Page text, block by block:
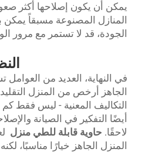
يمكن أن يكون إصلاحها أكثر
المنازل المصنوعة مسبقاً يمكن
الجودة، قد لا تستمر مع مرور
في النهاية، العديد من العوامل
الجاهز أرخص من المنزل
التكاليف المعنية - ليس فقط
أيضًا التفكير في الصيانة
لاحقًا. حاوية قابلة للطي منزل
المنزل الجاهز خيارًا مناسبًا،